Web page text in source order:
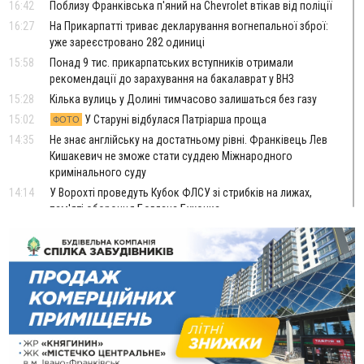
16:42
Поблизу Франківська п'яний на Chevrolet втікав від поліції
16:27
На Прикарпатті триває декларування вогнепальної зброї:
уже зареєстровано 282 одиниці
15:58
Понад 9 тис. прикарпатських вступників отримали
рекомендації до зарахування на бакалаврат у ВНЗ
15:28
Кілька вулиць у Долині тимчасово залишаться без газу
15:02
ФОТО
У Старуні відбулася Патріарша проща
14:35
Не знає англійську на достатньому рівні. Франківець Лев
Кишакевич не зможе стати суддею Міжнародного
кримінального суду
14:14
У Ворохті проведуть Кубок ФЛСУ зі стрибків на лижах,
пам'яті оборонця Богдана Бухонка
На Калущині розшукали чоловіка, який три дні
блукав у лісі
13:14
Боднар розповів про реакцію влади Польщі на атаки на
українців та про зміни після 23 серпня
12:31
ВІДЕО "Едельвейси" щемливо привітали рідну Коломию з
Днем міста
11:55
Вчора у Франківську, Коломиї, Долині та Яремче
зафіксували рекордну спеку